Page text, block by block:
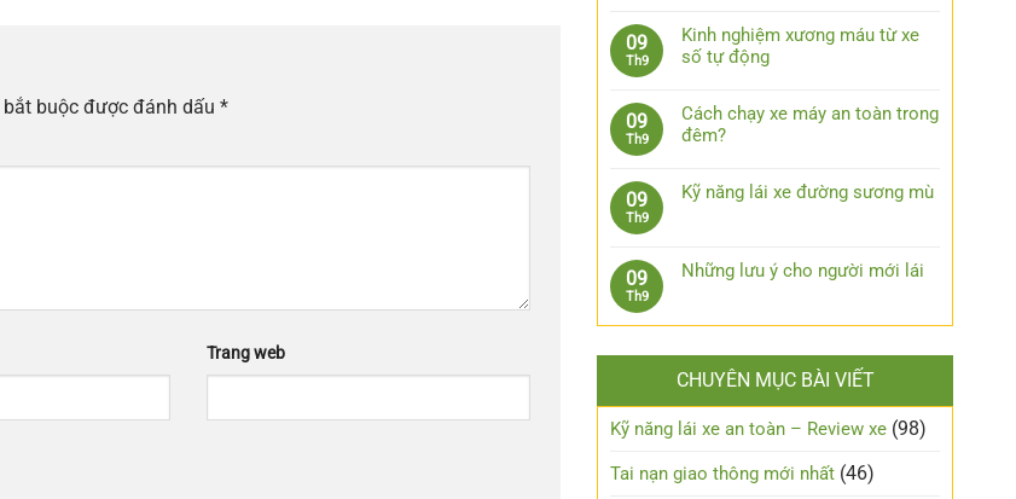
bắt buộc được đánh dấu *
Trang web
tô
khi
khi
bị
chân
côn
7
phụ
công
nghệ
cần
bị
cho
tô
có
bình
Kinh
nghiệm
xe
xuống
đèo
09
Th9
Kinh nghiệm xương máu từ xe
số tự động
có
bình
Kinh
máu
từ
số
09
Th9
Cách chạy xe máy an toàn trong
đêm?
có
bình
Cách
an
toàn
trong
đêm?
09
Th9
Kỹ năng lái xe đường sương mù
bình
Kỹ
lái
xe
đường
sương
09
Th9
Những lưu ý cho người mới lái
có
ở
Những
lưu
cho
CHUYÊN MỤC BÀI VIẾT
Kỹ năng lái xe an toàn – Review xe (98)
Tai nạn giao thông mới nhất (46)